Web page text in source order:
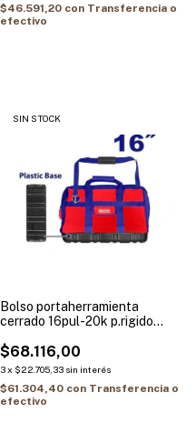
$46.591,20 con Transferencia o
efectivo
SIN STOCK
Bolso portaherramienta
cerrado 16pul-20k p.rigido
ETBG28162
$68.116,00
3x $22.705,33 sin interés
$61.304,40 con Transferencia o
efectivo